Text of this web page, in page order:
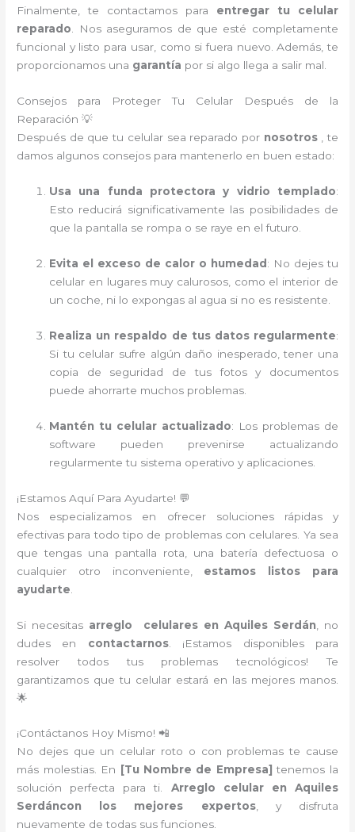
Finalmente, te contactamos para entregar tu celular
reparado. Nos aseguramos de que esté completamente
funcional y listo para usar, como si fuera nuevo. Además, te
proporcionamos una garantía por si algo llega a salir mal.
Consejos para Proteger Tu Celular Después de la
Reparación 💡
Después de que tu celular sea reparado por nosotros , te
damos algunos consejos para mantenerlo en buen estado:
Usa una funda protectora y vidrio templado:
Esto reducirá significativamente las posibilidades de
que la pantalla se rompa o se raye en el futuro.
Evita el exceso de calor o humedad : No dejes tu
celular en lugares muy calurosos, como el interior de
un coche, ni lo expongas al agua si no es resistente.
Realiza un respaldo de tus datos regularmente:
Si tu celular sufre algún daño inesperado, tener una
copia de seguridad de tus fotos y documentos
puede ahorrarte muchos problemas.
Mantén tu celular actualizado: Los problemas de
software pueden prevenirse actualizando
regularmente tu sistema operativo y aplicaciones.
¡Estamos Aquí Para Ayudarte! 💬
Nos especializamos en ofrecer soluciones rápidas y
efectivas para todo tipo de problemas con celulares. Ya sea
que tengas una pantalla rota, una batería defectuosa o
cualquier otro inconveniente, estamos listos para
ayudarte
Si necesitas arreglo celulares en Aquiles Serdán , no
dudes en contactarnos. ¡Estamos disponibles para
resolver todos tus problemas tecnológicos! Te
garantizamos que tu celular estará en las mejores manos.
🌟
¡Contáctanos Hoy Mismo! 📲
No dejes que un celular roto o con problemas te cause
más molestias. En
[Tu Nombre de Empresa] tenemos la
solución perfecta para ti. Arreglo celular en Aquiles
Serdáncon los mejores expertos, y disfruta
nuevamente de todas sus funciones.